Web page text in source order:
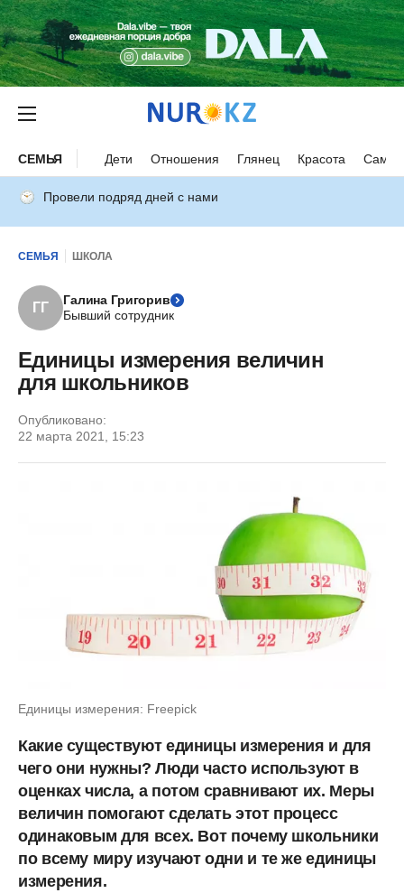
СЕМЬЯ Дети Отношения Глянец Красота
Провели подряд дней с нами
СЕМЬЯ ШКОЛА
ГГ
Галина Григорив
Бывший сотрудник
Единицы измерения величин
для школьников
Опубликовано:
22 марта 2021, 15:23
Единицы измерения: Freepick
Какие существуют единицы измерения и для
чего они нужны? Люди часто используют в
оценках числа, а потом сравнивают их. Меры
величин помогают сделать этот процесс
одинаковым для всех. Вот почему школьники
по всему миру изучают одни и те же единицы
измерения.